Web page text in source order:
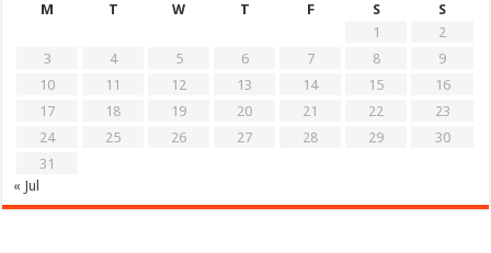
M
T W T F S
S
1
2
3
4 5 6 7 8
9
10
11 12 13 14 15
16
17
18 19 20 21 22
23
24
25 26 27 28 29
30
31
« Jul